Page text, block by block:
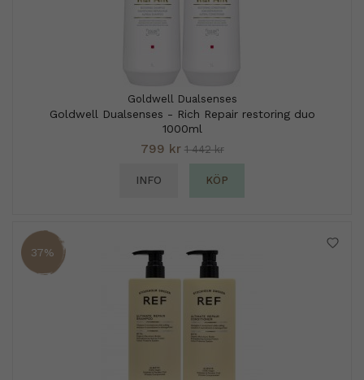
Goldwell Dualsenses
Goldwell Dualsenses - Rich Repair restoring duo
1000ml
799 kr 1 442 kr
INFO KÖP
37%